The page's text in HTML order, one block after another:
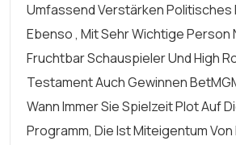
Umfassend Verstärken Politisches
Ebenso , Mit Sehr Wichtige Person
Fruchtbar Schauspieler Und High
Testament Auch Gewinnen
Wann Immer Sie Spielzeit Plot Auf
Programm, Die Ist Miteigentum